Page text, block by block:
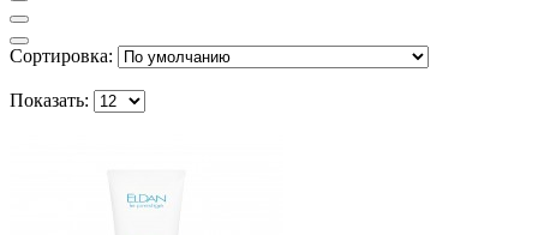
Сортировка:
Показать: